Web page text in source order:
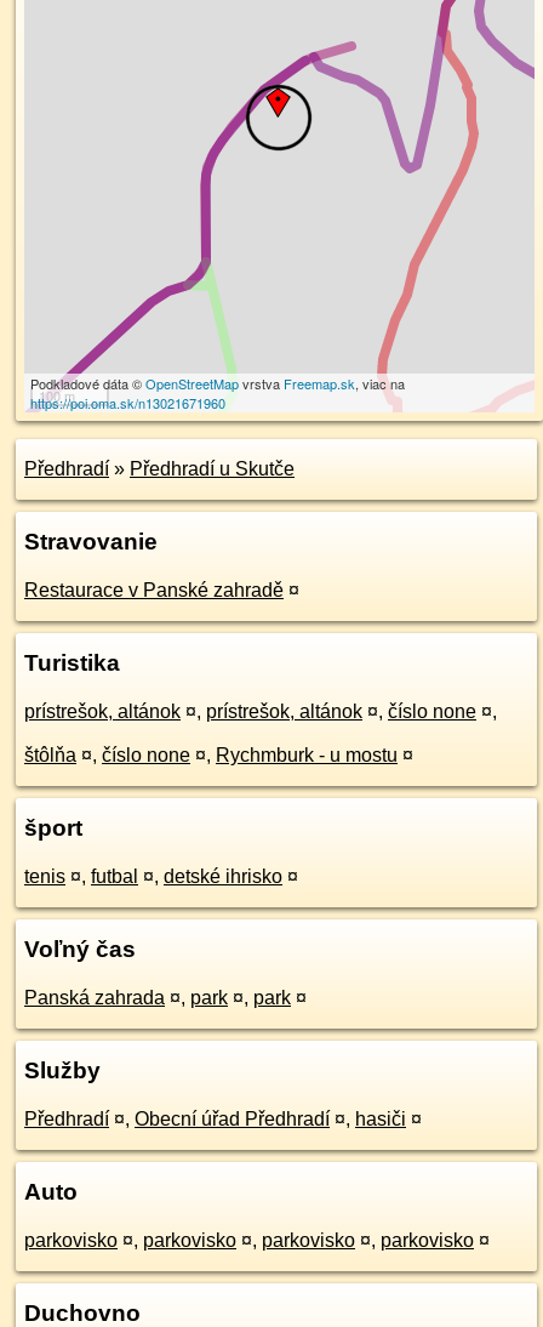
100 m
Podkladové dáta ©OpenStreetMapvrstva Freemap.sk, viac na
https://poi.oma.sk/n13021671960
Předhradí » Předhradí u Skutče
Stravovanie
Restaurace v Panské zahradě ¤
Turistika
prístrešok, altánok ¤, prístrešok, altánok ¤, číslo none ¤,
štôlňa ¤, číslo none ¤, Rychmburk - u mostu ¤
šport
tenis ¤, futbal ¤, detské ihrisko ¤
Voľný čas
Panská zahrada ¤, park ¤, park ¤
Služby
Předhradí ¤, Obecní úřad Předhradí ¤, hasiči ¤
Auto
parkovisko ¤, parkovisko ¤, parkovisko ¤, parkovisko ¤
Duchovno